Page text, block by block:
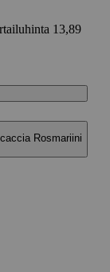
13,89
Rosmariini